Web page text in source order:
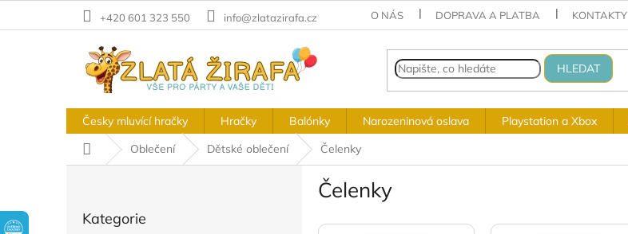
+420 601 323 550 info@zlatazirafa.cz O NÁS DOPRAVA A PLATBA KONTAKTY
HLEDAT
Česky mluvící hračky Hračky Balónky Narozeninová oslava Playstation a Xbox
Domů
Oblečení Dětské oblečení Čelenky
kategorie
Kategorie
Čelenky